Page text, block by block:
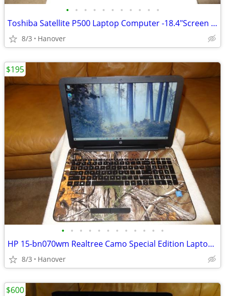
• • • • • • • • • • •
Toshiba Satellite P500 Laptop Computer -18.4"Screen -Windows 10 -i7
8/3 Hanover
• • • • • • • • • • • •
HP 15-bn070wm Realtree Camo Special Edition Laptop Computer -Windows10
8/3 Hanover
$195
$600